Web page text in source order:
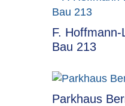
F.
Bau 213
Parkhaus